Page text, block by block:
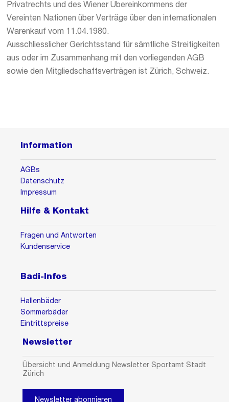
Privatrechts und des Wiener Übereinkommens der
Vereinten Nationen über Verträge über den internationalen
Warenkauf vom 11.04.1980.
Ausschliesslicher Gerichtsstand für sämtliche Streitigkeiten
aus oder im Zusammenhang mit den vorliegenden AGB
sowie den Mitgliedschaftsverträgen ist Zürich, Schweiz.
Information
AGBs
Datenschutz
Impressum
Hilfe & Kontakt
Fragen und Antworten
Kundenservice
Badi-Infos
Hallenbäder
Sommerbäder
Eintrittspreise
Newsletter
Übersicht und Anmeldung Newsletter Sportamt Stadt
Zürich
Newsletter abonnieren